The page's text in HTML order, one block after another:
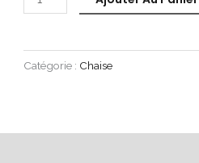
Catégorie : Chaise